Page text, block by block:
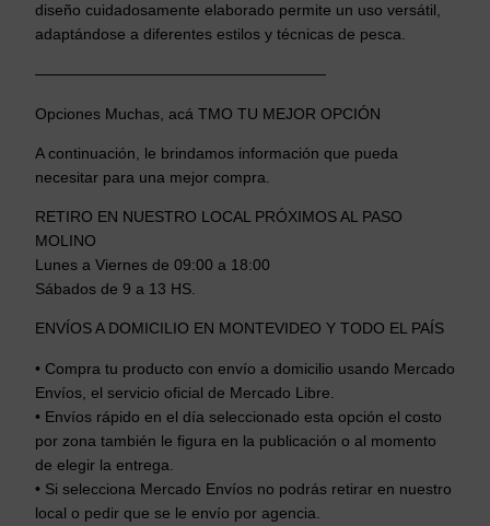
c
h
i
z
q
i
e
o
a
i
d
a
d
diseño cuidadosamente elaborado permite un uso versátil,
adaptándose a diferentes estilos y técnicas de pesca.
———————————————————
Opciones Muchas, acá TMO TU MEJOR OPCIÓN
A continuación, le brindamos información que pueda
necesitar para una mejor compra.
RETIRO EN NUESTRO LOCAL PRÓXIMOS AL PASO
MOLINO
Lunes a Viernes de 09:00 a 18:00
Sábados de 9 a 13 HS.
ENVÍOS A DOMICILIO EN MONTEVIDEO Y TODO EL PAÍS
• Compra tu producto con envío a domicilio usando Mercado
Envíos, el servicio oficial de Mercado Libre.
• Envíos rápido en el día seleccionado esta opción el costo
por zona también le figura en la publicación o al momento
de elegir la entrega.
• Si selecciona Mercado Envíos no podrás retirar en nuestro
local o pedir que se le envío por agencia.